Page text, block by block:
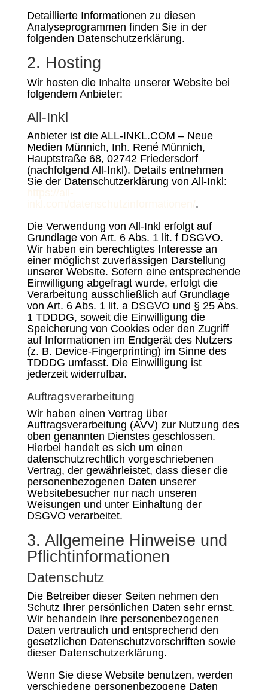
Detaillierte Informationen zu diesen
Analyseprogrammen finden Sie in der
folgenden Datenschutzerklärung.
2. Hosting
Wir hosten die Inhalte unserer Website bei
folgendem Anbieter:
All-Inkl
Anbieter ist die ALL-INKL.COM – Neue
Medien Münnich, Inh. René Münnich,
Hauptstraße 68, 02742 Friedersdorf
(nachfolgend All-Inkl). Details entnehmen
Sie der Datenschutzerklärung von All-Inkl:
.
Die Verwendung von All-Inkl erfolgt auf
Grundlage von Art. 6 Abs. 1 lit. f DSGVO.
Wir haben ein berechtigtes Interesse an
einer möglichst zuverlässigen Darstellung
unserer Website. Sofern eine entsprechende
Einwilligung abgefragt wurde, erfolgt die
Verarbeitung ausschließlich auf Grundlage
von Art. 6 Abs. 1 lit. a DSGVO und § 25 Abs.
1 TDDDG, soweit die Einwilligung die
Speicherung von Cookies oder den Zugriff
auf Informationen im Endgerät des Nutzers
(z. B. Device-Fingerprinting) im Sinne des
TDDDG umfasst. Die Einwilligung ist
jederzeit widerrufbar.
Auftragsverarbeitung
Wir haben einen Vertrag über
Auftragsverarbeitung (AVV) zur Nutzung des
oben genannten Dienstes geschlossen.
Hierbei handelt es sich um einen
datenschutzrechtlich vorgeschriebenen
Vertrag, der gewährleistet, dass dieser die
personenbezogenen Daten unserer
Websitebesucher nur nach unseren
Weisungen und unter Einhaltung der
DSGVO verarbeitet.
3. Allgemeine Hinweise und
Pflicht­informationen
Datenschutz
Die Betreiber dieser Seiten nehmen den
Schutz Ihrer persönlichen Daten sehr ernst.
Wir behandeln Ihre personenbezogenen
Daten vertraulich und entsprechend den
gesetzlichen Datenschutzvorschriften sowie
dieser Datenschutzerklärung.
Wenn Sie diese Website benutzen, werden
verschiedene personenbezogene Daten